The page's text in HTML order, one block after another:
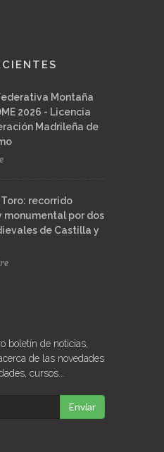
Montaña
2026 - Licencia
Madrileña de
recorrido
monumental por dos
de Castilla y
boletín de noticias,
de las novedades
cursos...
Enviar